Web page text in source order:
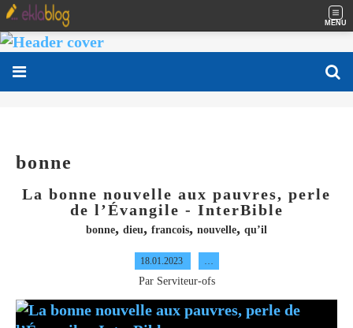
MENU
bonne
La bonne nouvelle aux pauvres, perle
de l’Évangile - InterBible
bonne, dieu, francois, nouvelle, qu’il
18.01.2023 …
Par Serviteur-ofs